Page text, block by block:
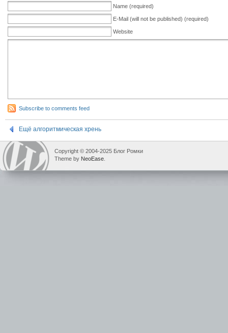
Name (required)
E-Mail (will not be published) (required)
Website
Subscribe to comments feed
Ещё алгоритмическая хрень
Copyright © 2004-2025 Блог Ромки
Theme by NeoEase